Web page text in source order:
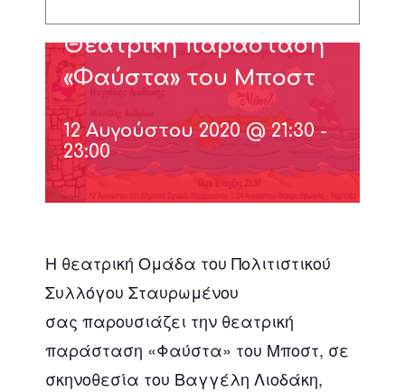
Θεατρική παράσταση
«Φαύστα» του Μποστ
12 Αυγούστου 2020 @ 21:30-
23:00
Η θεατρική Ομάδα του Πολιτιστικού
Συλλόγου Σταυρωμένου
σας παρουσιάζει την θεατρική
παράσταση «Φαύστα» του Μποστ, σε
σκηνοθεσία του Βαγγέλη Λιοδάκη,